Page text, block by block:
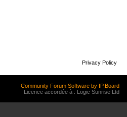
Privacy Policy
Community Forum Software by IP.Board
Licence accordée à : Logic Sunrise Ltd